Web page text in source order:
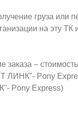
груза или
на эту
–
ЛИНК"- Pony
Pony Express)